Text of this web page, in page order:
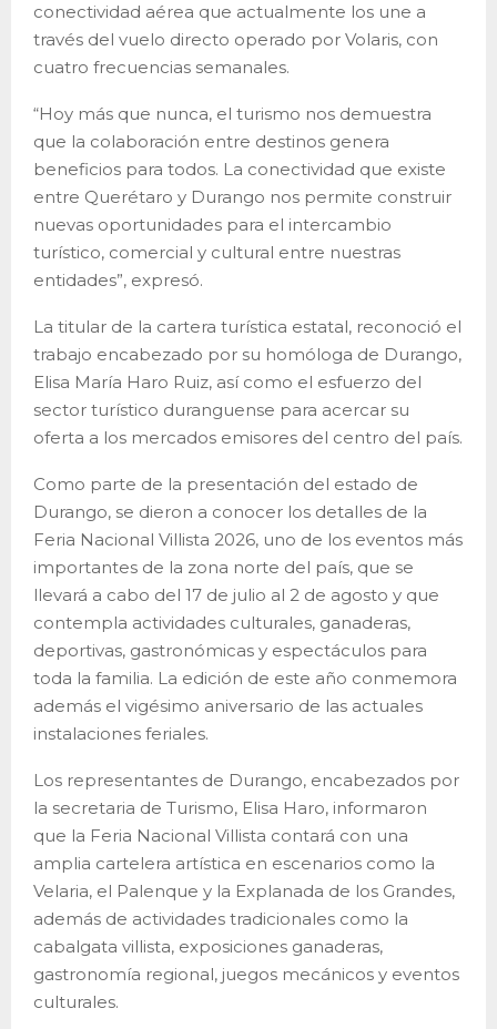
conectividad aérea que actualmente los une a
través del vuelo directo operado por Volaris, con
cuatro frecuencias semanales.
“Hoy más que nunca, el turismo nos demuestra
que la colaboración entre destinos genera
beneficios para todos. La conectividad que existe
entre Querétaro y Durango nos permite construir
nuevas oportunidades para el intercambio
turístico, comercial y cultural entre nuestras
entidades”, expresó.
La titular de la cartera turística estatal, reconoció el
trabajo encabezado por su homóloga de Durango,
Elisa María Haro Ruiz, así como el esfuerzo del
sector turístico duranguense para acercar su
oferta a los mercados emisores del centro del país.
Como parte de la presentación del estado de
Durango, se dieron a conocer los detalles de la
Feria Nacional Villista 2026, uno de los eventos más
importantes de la zona norte del país, que se
llevará a cabo del 17 de julio al 2 de agosto y que
contempla actividades culturales, ganaderas,
deportivas, gastronómicas y espectáculos para
toda la familia. La edición de este año conmemora
además el vigésimo aniversario de las actuales
instalaciones feriales.
Los representantes de Durango, encabezados por
la secretaria de Turismo, Elisa Haro, informaron
que la Feria Nacional Villista contará con una
amplia cartelera artística en escenarios como la
Velaria, el Palenque y la Explanada de los Grandes,
además de actividades tradicionales como la
cabalgata villista, exposiciones ganaderas,
gastronomía regional, juegos mecánicos y eventos
culturales.